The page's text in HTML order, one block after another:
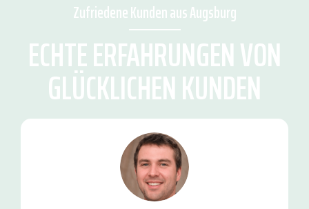
Zufriedene Kunden aus Augsburg
ECHTE ERFAHRUNGEN VON
GLÜCKLICHEN KUNDEN